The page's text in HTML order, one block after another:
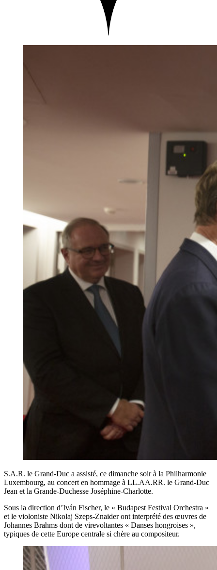
S.A.R. le Grand-Duc a assisté, ce dimanche soir à la Philharmonie
Luxembourg, au concert en hommage à LL.AA.RR. le Grand-Duc
Jean et la Grande-Duchesse Joséphine-Charlotte.
Sous la direction d’Iván Fischer, le « Budapest Festival Orchestra »
et le violoniste Nikolaj Szeps-Znaider ont interprété des œuvres de
Johannes Brahms dont de virevoltantes « Danses hongroises »,
typiques de cette Europe centrale si chère au compositeur.